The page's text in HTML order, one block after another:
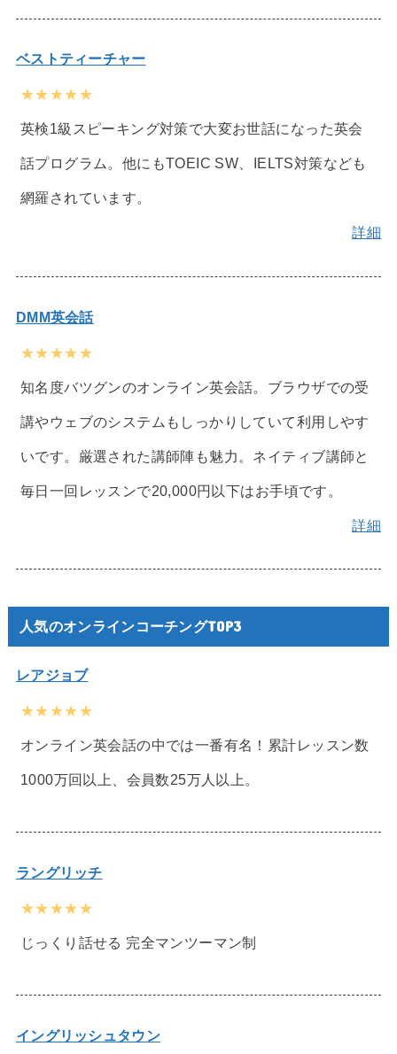
ベストティーチャー
★★★★★
英検1級スピーキング対策で大変お世話になった英会
話プログラム。他にもTOEIC SW、IELTS対策なども
網羅されています。
詳細
DMM英会話
★★★★★
知名度バツグンのオンライン英会話。ブラウザでの受
講やウェブのシステムもしっかりしていて利用しやす
いです。厳選された講師陣も魅力。ネイティブ講師と
毎日一回レッスンで20,000円以下はお手頃です。
詳細
人気のオンラインコーチングTOP3
レアジョブ
★★★★★
オンライン英会話の中では一番有名！累計レッスン数
1000万回以上、会員数25万人以上。
ラングリッチ
★★★★★
じっくり話せる 完全マンツーマン制
イングリッシュタウン